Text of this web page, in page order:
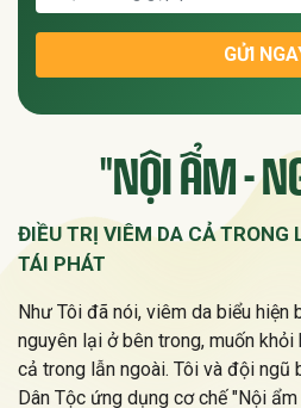
GỬI
"NỘI ẨM -
ĐIỀU TRỊ VIÊM DA CẢ TRONG
TÁI PHÁT
Như Tôi đã nói, viêm da biểu hiện
nguyên lại ở bên trong, muốn
cả trong lẫn ngoài. Tôi và đội ngũ
Dân Tộc ứng dụng cơ chế "Nội